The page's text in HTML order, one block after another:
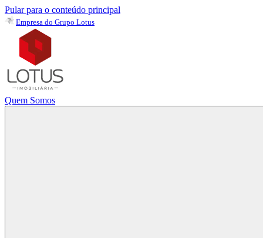
Pular para o conteúdo principal
Empresa do Grupo Lotus
Quem Somos